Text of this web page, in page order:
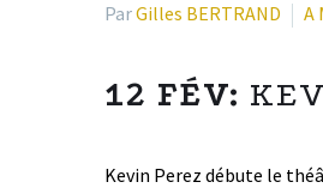
ParGilles BERTRAND A
12 FÉV:
Kevin Perez débute le